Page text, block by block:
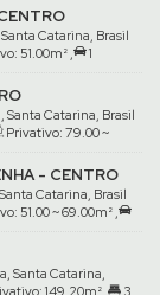
Catarina, Brasil
51.00m² ,
1
Santa Catarina, Brasil
Privativo: 79.00~
- CENTRO
Catarina, Brasil
51.00~ 69.00m² ,
Santa Catarina,
149.20m² ,
3